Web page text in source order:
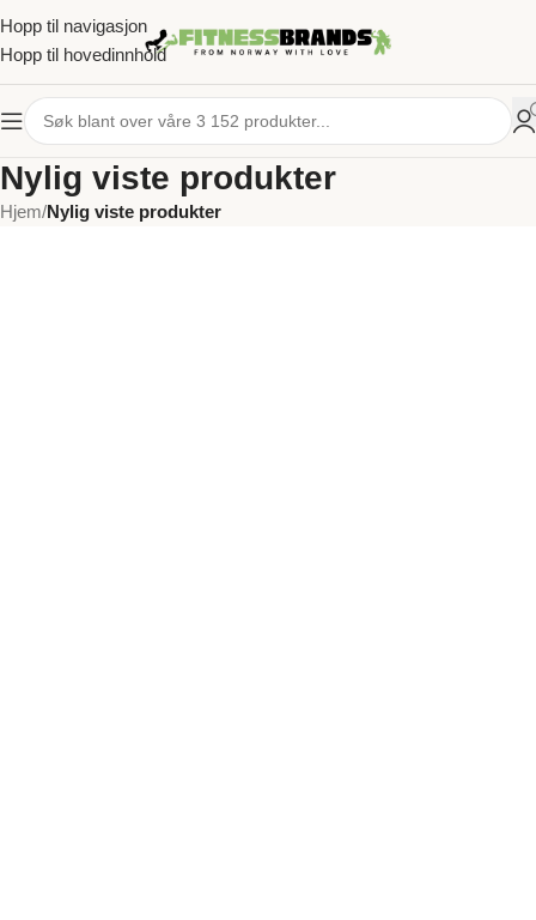
Hopp til navigasjon
Hopp til hovedinnhold
Nylig viste produkter
Hjem/Nylig viste produkter